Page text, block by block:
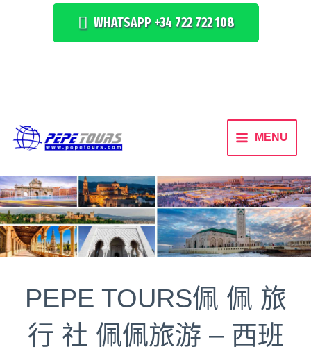
WHATSAPP +34 722 722 108
MENU
PEPE TOURS佩 佩 旅
行 社 佩佩旅游 – 西班